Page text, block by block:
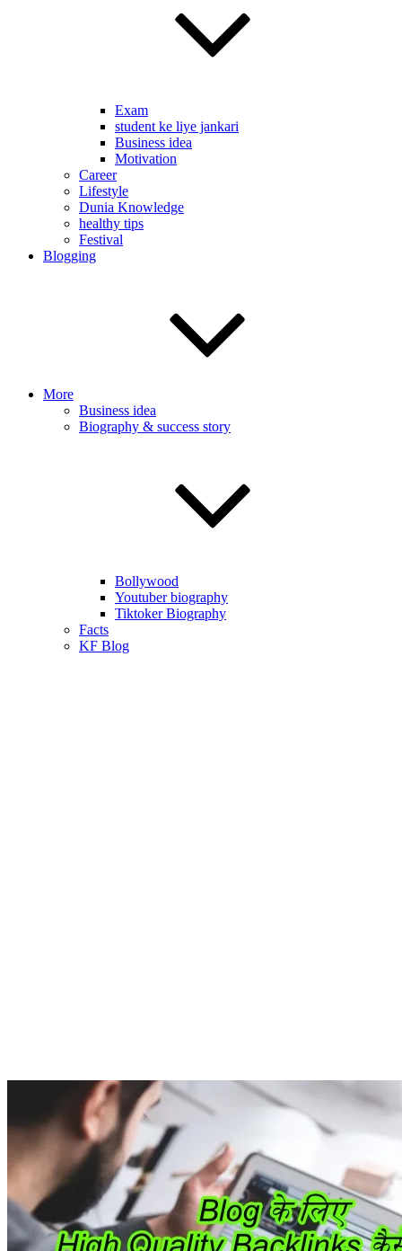
Exam
student ke liye jankari
Business idea
Motivation
Career
Lifestyle
Dunia Knowledge
healthy tips
Festival
Blogging
More
Business idea
Biography & success story
Bollywood
Youtuber biography
Tiktoker Biography
Facts
KF Blog